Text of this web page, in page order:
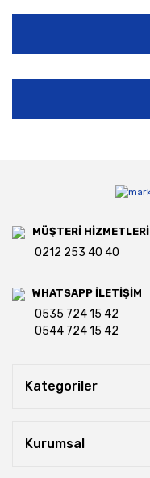
MÜŞTERİ HİZMETLERİ
0212 253 40 40
WHATSAPP İLETİŞİM
0535 724 15 42
0544 724 15 42
Kategoriler
Kurumsal